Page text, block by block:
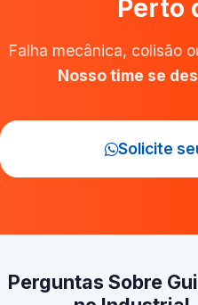
Perto
Falha mecânica, colisão
Nosso time se
Solicite
Perguntas Sobre